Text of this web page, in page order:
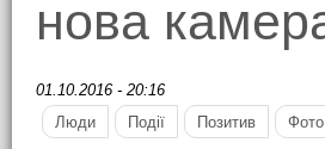
нова
01.10.2016 - 20:16
Люди
Події Позитив Фото